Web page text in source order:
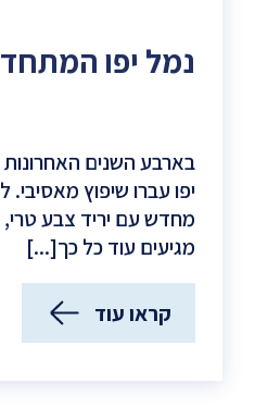
נמל יפו
יפו עברו שיפוץ
מחדש עם יריד צבע טרי,
מגיעים עוד כל כך[...]
קראו עוד
(נמל
המתחדש-